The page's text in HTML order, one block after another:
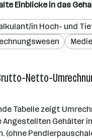
Einblicke in das
in Hoch- und
Netto-
Tabelle zeigt
Gehälter
(ohne